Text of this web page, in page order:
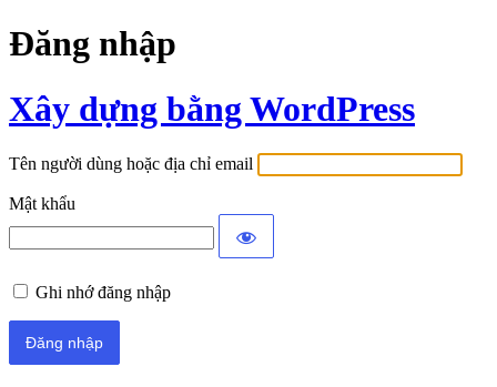
Đăng nhập
Xây dựng bằng WordPress
Tên người dùng hoặc địa chỉ email
Mật khẩu
Ghi nhớ đăng nhập